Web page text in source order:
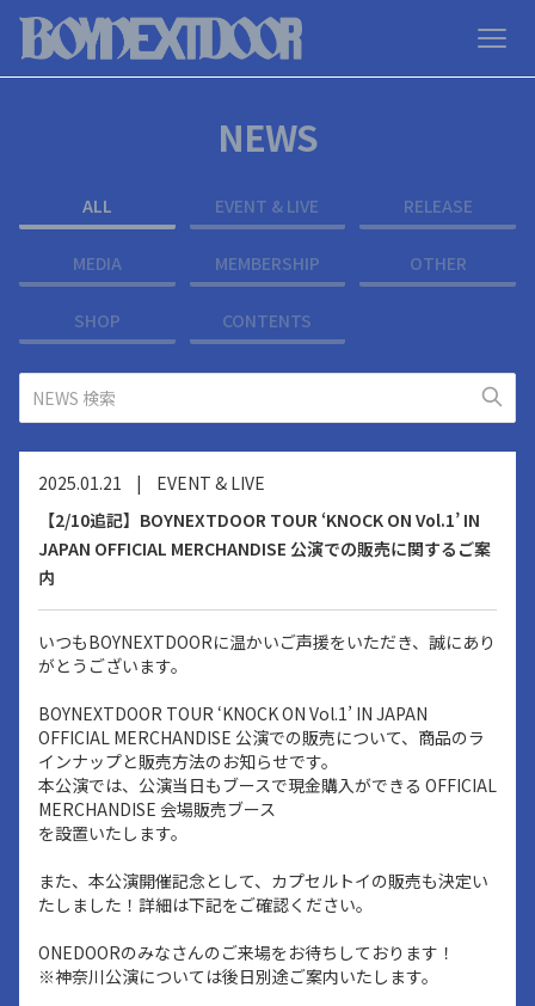
NEWS
ALL EVENT & LIVE RELEASE
MEDIA MEMBERSHIP OTHER
SHOP CONTENTS
2025.01.21 |
EVENT & LIVE
【2/10追記】BOYNEXTDOOR TOUR ‘KNOCK ON Vol.1’ IN
JAPAN OFFICIAL MERCHANDISE 公演での販売に関するご案
内
いつもBOYNEXTDOORに温かいご声援をいただき、誠にあり
がとうございます。
BOYNEXTDOOR TOUR ‘KNOCK ON Vol.1’ IN JAPAN
OFFICIAL MERCHANDISE 公演での販売について、商品のラ
インナップと販売方法のお知らせです。
本公演では、公演当日もブースで現金購入ができる OFFICIAL
MERCHANDISE 会場販売ブース
を設置いたします。
また、本公演開催記念として、カプセルトイの販売も決定い
たしました！詳細は下記をご確認ください。
ONEDOORのみなさんのご来場をお待ちしております！
※神奈川公演については後日別途ご案内いたします。